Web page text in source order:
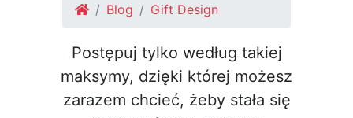
Blog Gift Design
Postępuj tylko według takiej
maksymy, dzięki której możesz
za­razem chcieć, żeby stała się